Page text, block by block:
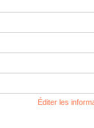
Éditer les